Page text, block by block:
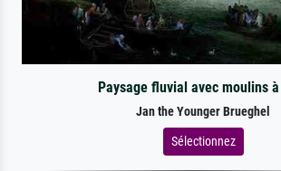
Paysage fluvial avec moulins
Jan the Younger Brueghel
Sélectionnez